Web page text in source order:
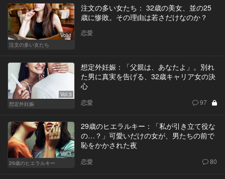
Vol.1
注文の多い女たち
注文の多い女たち： 32歳の美女、並の25
歳に惨敗。その理由は若さだけなのか？
恋愛
Vol.3
想定外妊娠
想定外妊娠：「父親は、あなたよ」。別れ
た男に真実を告げる、32歳キャリア女の決
心
恋愛 97
Vol.1
29歳のヒエラルキー
29歳のヒエラルキー：「私が引き立て役な
の…？」可愛いだけの女が、男たちの前で
恥をかかされた夜
恋愛 80